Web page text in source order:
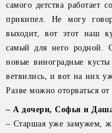
самого детства работает
прикипел. Не могу
выходит, вот этот наш
самый для него родной.
новые виноградные
ветвились, и вот на них
Разве можно оторваться от
– А дочери, Софья и
– Старшая уже замужем,